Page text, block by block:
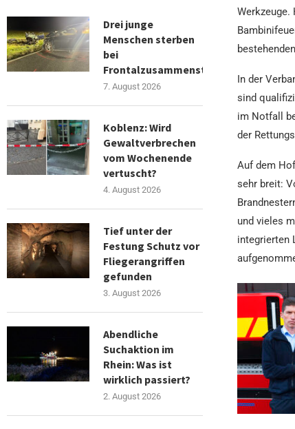
Werkzeuge.
In der
sind
im Notfall
der
Auf dem
sehr breit:
und vieles
integrierten
Drei junge
Menschen sterben
bei
Frontalzusammenstoß
7. August 2026
Koblenz: Wird
Gewaltverbrechen
vom Wochenende
vertuscht?
4. August 2026
Tief unter der
Festung Schutz vor
Fliegerangriffen
gefunden
3. August 2026
Abendliche
Suchaktion im
Rhein: Was ist
wirklich passiert?
2. August 2026